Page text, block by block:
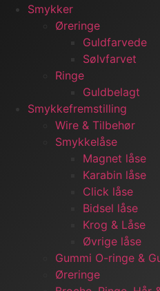
Smykker
Øreringe
Guldfarvede
Sølvfarvet
Ringe
Guldbelagt
Smykkefremstilling
Wire & Tilbehør
Smykkelåse
Magnet låse
Karabin låse
Click låse
Bidsel låse
Krog & Låse
Øvrige låse
Gummi O-ringe &
Øreringe